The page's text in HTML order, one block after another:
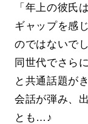
「年上の彼氏
ギャップを感
のではないで
同世代でさら
と共通話題が
会話が弾み、
とも…♪